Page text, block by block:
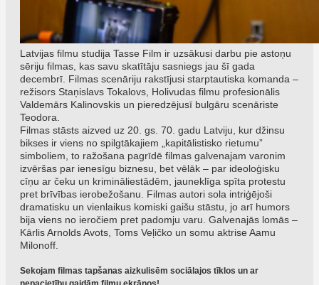
Latvijas filmu studija Tasse Film ir uzsākusi darbu pie astoņu
sēriju filmas, kas savu skatītāju sasniegs jau šī gada
decembrī. Filmas scenāriju rakstījusi starptautiska komanda –
režisors Staņislavs Tokalovs, Holivudas filmu profesionālis
Valdemārs Kalinovskis un pieredzējusī bulgāru scenāriste
Teodora.
Filmas stāsts aizved uz 20. gs. 70. gadu Latviju, kur džinsu
bikses ir viens no spilgtākajiem „kapitālistisko rietumu”
simboliem, to ražošana pagrīdē filmas galvenajam varonim
izvēršas par ienesīgu biznesu, bet vēlāk – par ideoloģisku
cīņu ar čeku un krimināliestādēm, jauneklīga spīta protestu
pret brīvības ierobežošanu. Filmas autori sola intriģējoši
dramatisku un vienlaikus komiski gaišu stāstu, jo arī humors
bija viens no ieročiem pret padomju varu. Galvenajās lomās –
Kārlis Arnolds Avots, Toms Veļičko un somu aktrise Aamu
Milonoff.
Sekojam filmas tapšanas aizkulisēm sociālajos tīklos un ar